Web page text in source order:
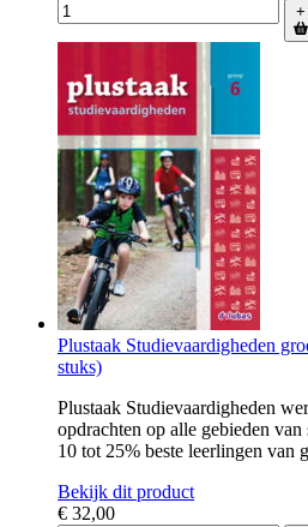
+
Plustaak Studievaardigheden
stuks)
Plustaak Studievaardigheden
opdrachten op alle gebieden
10 tot 25% beste leerlingen van
Bekijk dit product
€ 32,00